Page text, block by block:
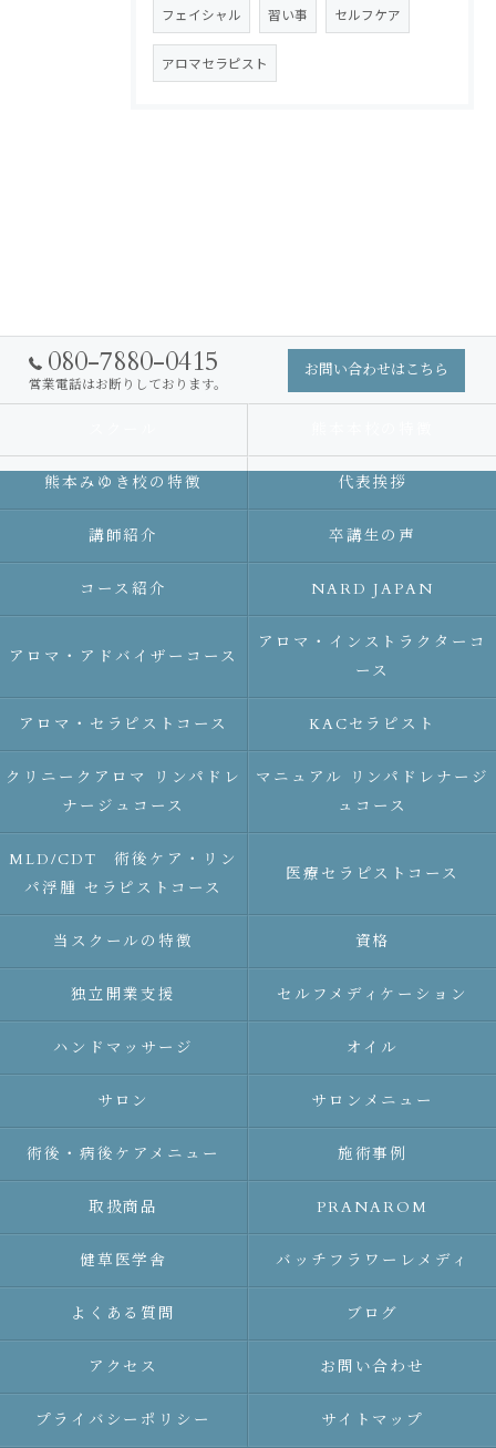
フェイシャル 習い事 セルフケア
アロマセラピスト
080-7880-0415
営業電話はお断りしております。
お問い合わせはこちら
熊本みゆき校の特徴 代表挨拶
講師紹介 卒講生の声
コース紹介 NARD JAPAN
アロマ・アドバイザーコース
アロマ・インストラクターコ
ース
アロマ・セラピストコース KACセラピスト
クリニークアロマ リンパドレ
ナージュコース
マニュアル リンパドレナージ
ュコース
MLD/CDT 術後ケア・リン
パ浮腫 セラピストコース
医療セラピストコース
当スクールの特徴 資格
独立開業支援 セルフメディケーション
ハンドマッサージ オイル
サロン サロンメニュー
術後・病後ケアメニュー 施術事例
取扱商品 PRANAROM
健草医学舎 バッチフラワーレメディ
よくある質問 ブログ
アクセス お問い合わせ
プライバシーポリシー サイトマップ